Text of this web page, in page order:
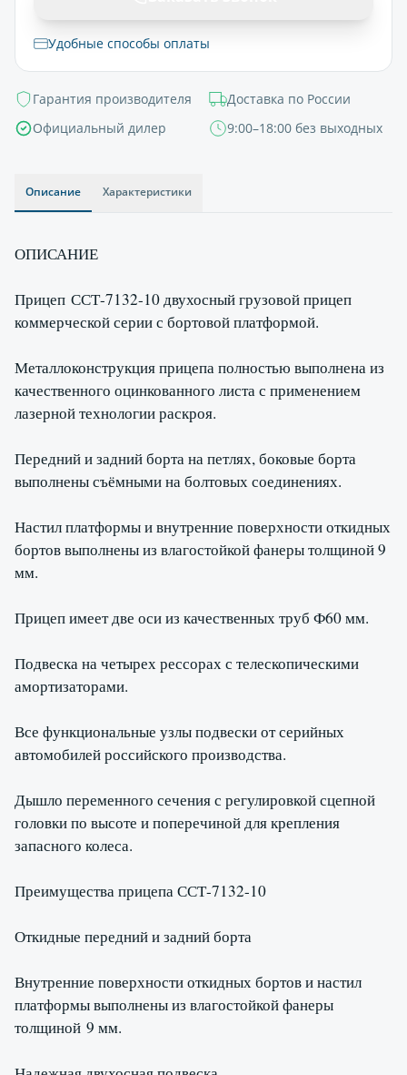
Удобные способы оплаты
Гарантия производителя
Доставка по России
Официальный дилер
9:00–18:00 без выходных
Описание Характеристики
ОПИСАНИЕ
Прицеп ССТ-7132-10 двухосный грузовой прицеп
коммерческой серии с бортовой платформой.
Металлоконструкция прицепа полностью выполнена из
качественного оцинкованного листа с применением
лазерной технологии раскроя.
Передний и задний борта на петлях, боковые борта
выполнены съёмными на болтовых соединениях.
Настил платформы и внутренние поверхности откидных
бортов выполнены из влагостойкой фанеры толщиной 9
мм.
Прицеп имеет две оси из качественных труб Ф60 мм.
Подвеска на четырех рессорах с телескопическими
амортизаторами.
Все функциональные узлы подвески от серийных
автомобилей российского производства.
Дышло переменного сечения с регулировкой сцепной
головки по высоте и поперечиной для крепления
запасного колеса.
Преимущества прицепа ССТ-7132-10
Откидные передний и задний борта
Внутренние поверхности откидных бортов и настил
платформы выполнены из влагостойкой фанеры
толщиной 9 мм.